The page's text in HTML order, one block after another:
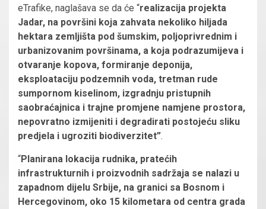
eTrafike, naglašava se da će “realizacija projekta
Jadar, na površini koja zahvata nekoliko hiljada
hektara zemljišta pod šumskim, poljoprivrednim i
urbanizovanim površinama, a koja podrazumijeva i
otvaranje kopova, formiranje deponija,
eksploataciju podzemnih voda, tretman rude
sumpornom kiselinom, izgradnju pristupnih
saobraćajnica i trajne promjene namjene prostora,
nepovratno izmijeniti i degradirati postojeću sliku
predjela i ugroziti biodiverzitet”.
“Planirana lokacija rudnika, pratećih
infrastrukturnih i proizvodnih sadržaja se nalazi u
zapadnom dijelu Srbije, na granici sa Bosnom i
Hercegovinom, oko 15 kilometara od centra grada